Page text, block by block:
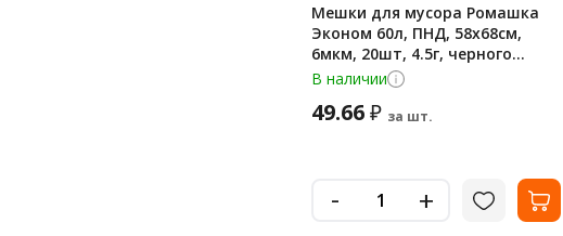
Мешки для мусора Ромашка
Эконом 60л, ПНД, 58х68см,
6мкм, 20шт, 4.5г, черного
цвета, в рулоне
В наличии
49.66₽ за шт.
- +